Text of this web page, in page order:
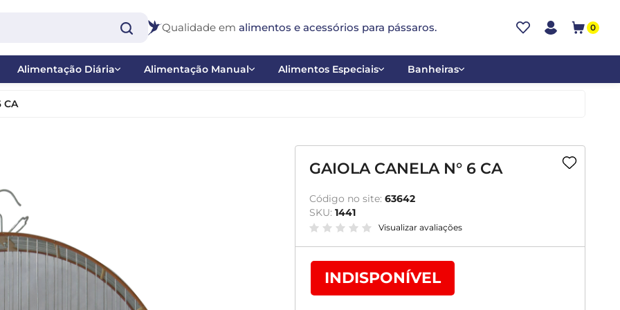
Qualidade em alimentos e acessórios para pássaros. 0
- Balanço
Alimentação Diária Alimentação Manual Alimentos Especiais
Nectar
Pigmentantes
Banheiras
Plástica
CA
GAIOLA CANELA N° 6 CA
Código no site: 63642
SKU: 1441
Visualizar avaliações
INDISPONÍVEL